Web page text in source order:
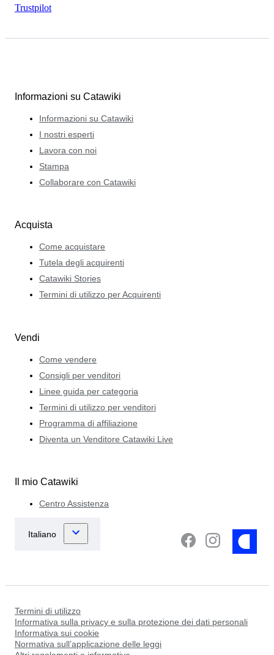
Trustpilot
Informazioni su Catawiki
Informazioni su Catawiki
I nostri esperti
Lavora con noi
Stampa
Collaborare con Catawiki
Acquista
Come acquistare
Tutela degli acquirenti
Catawiki Stories
Termini di utilizzo per Acquirenti
Vendi
Come vendere
Consigli per venditori
Linee guida per categoria
Termini di utilizzo per venditori
Programma di affiliazione
Diventa un Venditore Catawiki Live
Il mio Catawiki
Centro Assistenza
Termini di utilizzo
Informativa sulla privacy e sulla protezione dei dati personali
Informativa sui cookie
Normativa sull’applicazione delle leggi